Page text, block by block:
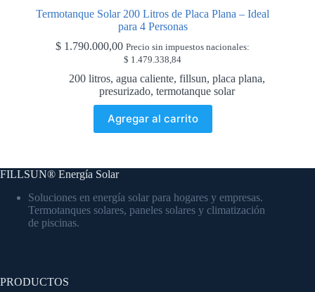
Termotanque Solar 200 Litros de Placa Plana – Ideal
para 4 Personas
$ 1.790.000,00 Precio sin impuestos nacionales:
$ 1.479.338,84
200 litros, agua caliente, fillsun, placa plana,
presurizado, termotanque solar
Agregar al carrito
FILLSUN® Energía Solar
Soluciones en energía solar para hogares y empresas.
Termotanques solares, paneles solares y climatización
de piscinas.
PRODUCTOS